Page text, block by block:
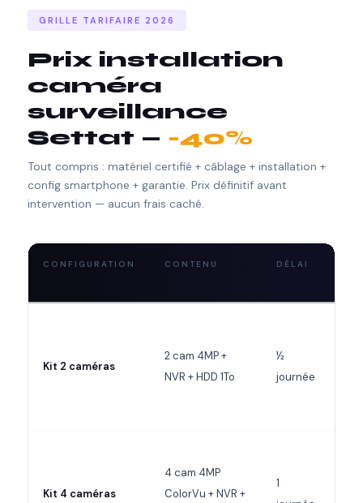
GRILLE TARIFAIRE 2026
Prix installation
caméra
surveillance
Settat — -40%
Tout compris : matériel certifié + câblage + installation +
config smartphone + garantie. Prix définitif avant
intervention — aucun frais caché.
CONFIGURATION CONTENU DÉLAI
Kit 2 caméras
2 cam 4MP +
NVR + HDD 1To
½
journée
Kit 4 caméras
4 cam 4MP
ColorVu + NVR +
1